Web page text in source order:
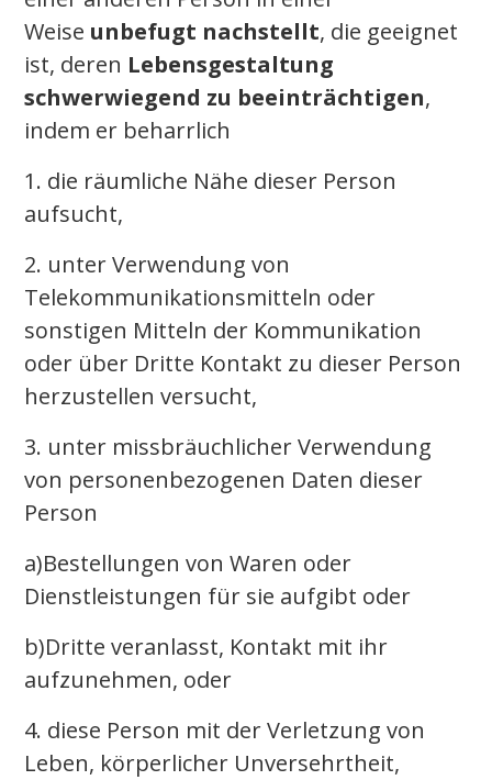
Weise unbefugt nachstellt, die geeignet
ist, deren Lebensgestaltung
schwerwiegend zu beeinträchtigen,
indem er beharrlich
1. die räumliche Nähe dieser Person
aufsucht,
2. unter Verwendung von
Telekommunikationsmitteln oder
sonstigen Mitteln der Kommunikation
oder über Dritte Kontakt zu dieser Person
herzustellen versucht,
3. unter missbräuchlicher Verwendung
von personenbezogenen Daten dieser
Person
a)Bestellungen von Waren oder
Dienstleistungen für sie aufgibt oder
b)Dritte veranlasst, Kontakt mit ihr
aufzunehmen, oder
4. diese Person mit der Verletzung von
Leben, körperlicher Unversehrtheit,